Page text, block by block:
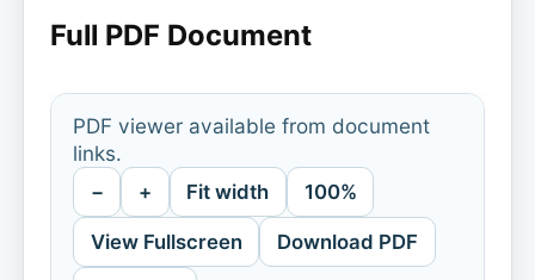
Full PDF Document
PDF viewer available from document
links.
− + Fit width 100%
View Fullscreen Download PDF